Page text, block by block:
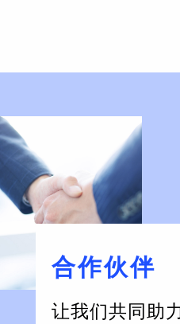
合作伙伴
让我们共同助